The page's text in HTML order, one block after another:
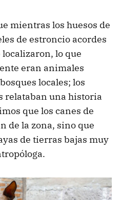
mientras los huesos de
de estroncio acordes
localizaron, lo que
eran animales
locales; los
relataban una historia
que los canes de
de la zona, sino que
de tierras bajas muy